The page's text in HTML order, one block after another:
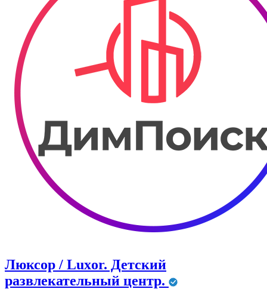
Люксор / Luxor. Детский
развлекательный центр.